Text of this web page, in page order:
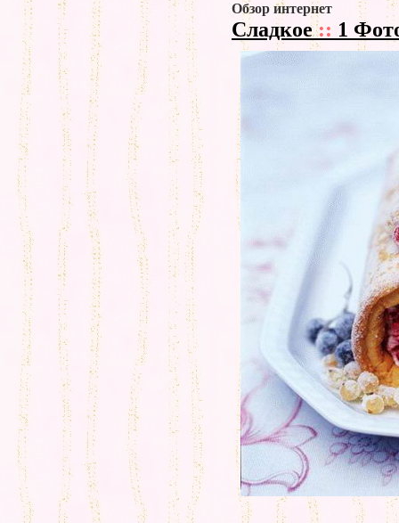
Обзор интернет
Сладкое:: 1